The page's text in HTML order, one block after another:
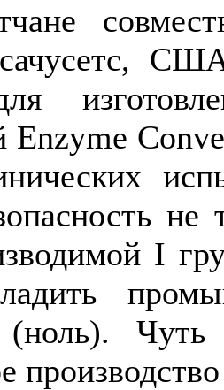
Enzyme
не
I
Чуть